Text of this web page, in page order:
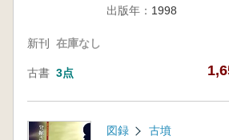
出版年： 1998
新刊 在庫なし
古書 3点
図録 古墳